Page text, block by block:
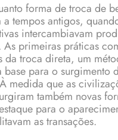
forma de troca de
tempos antigos,
intercambiavam
As primeiras práticas
da troca direta, um
base para o surgimento
medida que as
também novas
para o
as transações.